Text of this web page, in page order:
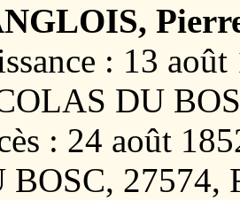
: 13
DU
: 24 août
BOSC, 27574,